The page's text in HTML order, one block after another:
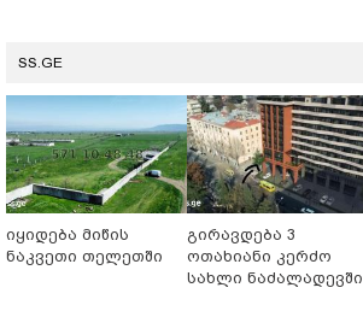
SS.GE
იყიდება მიწის
ნაკვეთი თელეთში
გირავდება 3
ოთახიანი კერძო
სახლი ნაძალადევში